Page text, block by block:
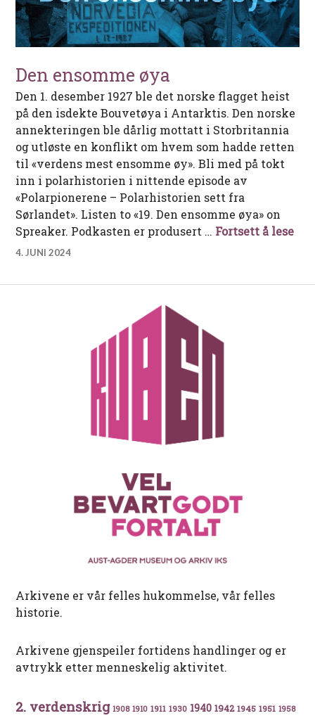
Den ensomme øya
Den 1. desember 1927 ble det norske flagget heist
på den isdekte Bouvetøya i Antarktis. Den norske
annekteringen ble dårlig mottatt i Storbritannia
og utløste en konflikt om hvem som hadde retten
til «verdens mest ensomme øy». Bli med på tokt
inn i polarhistorien i nittende episode av
«Polarpionerene – Polarhistorien sett fra
Sørlandet». Listen to «19. Den ensomme øya» on
Spreaker. Podkasten er produsert … Fortsett å lese
4. JUNI 2024
Arkivene er vår felles hukommelse, vår felles
historie.
Arkivene gjenspeiler fortidens handlinger og er
avtrykk etter menneskelig aktivitet.
2. verdenskrig 1908 1910 1911 1930 1940 1942 1945 1951 1958